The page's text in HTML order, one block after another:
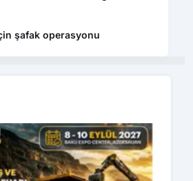
şafak operasyonu